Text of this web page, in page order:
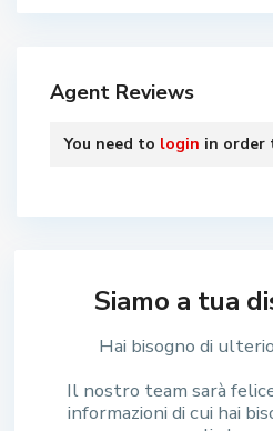
Agent Reviews
You need to login in order
Siamo a tua
Hai bisogno di
Il nostro team sarà
informazioni di cui hai